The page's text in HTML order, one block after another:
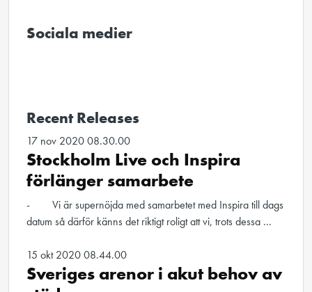
Sociala medier
Recent Releases
17 nov 2020 08.30.00
Stockholm Live och Inspira
förlänger samarbete
- Vi är supernöjda med samarbetet med Inspira till dags
datum så därför känns det riktigt roligt att vi, trots dessa ...
15 okt 2020 08.44.00
Sveriges arenor i akut behov av